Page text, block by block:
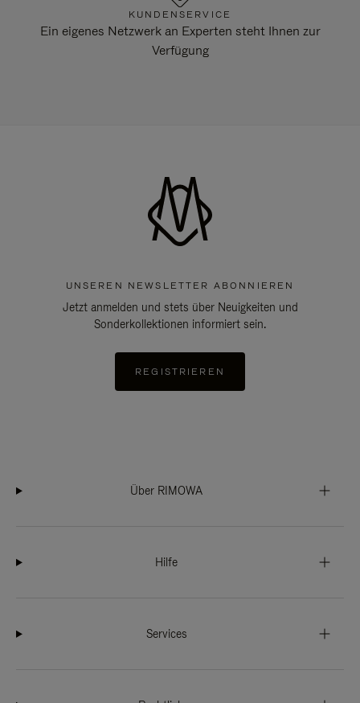
KUNDENSERVICE
Ein eigenes Netzwerk an Experten steht Ihnen zur
Verfügung
UNSEREN NEWSLETTER ABONNIEREN
Jetzt anmelden und stets über Neuigkeiten und
Sonderkollektionen informiert sein.
REGISTRIEREN
Über RIMOWA
Hilfe
Services